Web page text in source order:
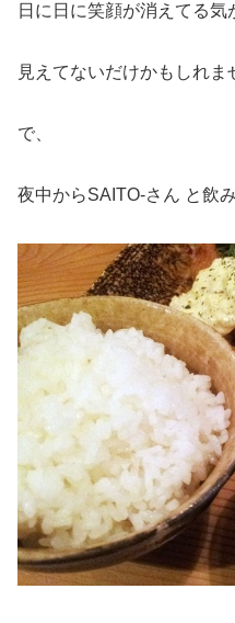
日に日に笑顔が消えてる気
見えてないだけかもしれま
で、
夜中からSAITO-さん と飲み